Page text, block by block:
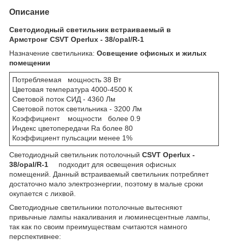
Описание
Светодиодный светильник встраиваемый в
Армстронг CSVT Operlux - 38/opal/R-1
Назначение светильника: Освещение офисных и жилых
помещении
Потребляемая мощность 38 Вт
Цветовая температура 4000-4500 К
Световой поток СИД - 4360 Лм
Световой поток светильника - 3200 Лм
Коэффициент мощности более 0.9
Индекс цветопередачи Ra более 80
Коэффициент пульсации менее 1%
Светодиодный светильник потолочный CSVT Operlux -
38/opal/R-1
подходит для освещения офисных
помещений. Данный встраиваемый светильник потребляет
достаточно мало электроэнергии, поэтому в малые сроки
окупается с лихвой.
Светодиодные светильники потолочные вытесняют
привычные лампы накаливания и люминесцентные лампы,
так как по своим преимуществам считаются намного
перспективнее: